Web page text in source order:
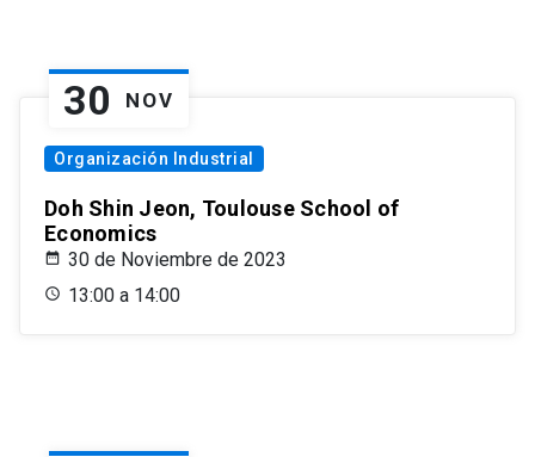
30 NOV
Organización Industrial
Doh Shin Jeon, Toulouse School of
Economics
30 de Noviembre de 2023
13:00 a 14:00